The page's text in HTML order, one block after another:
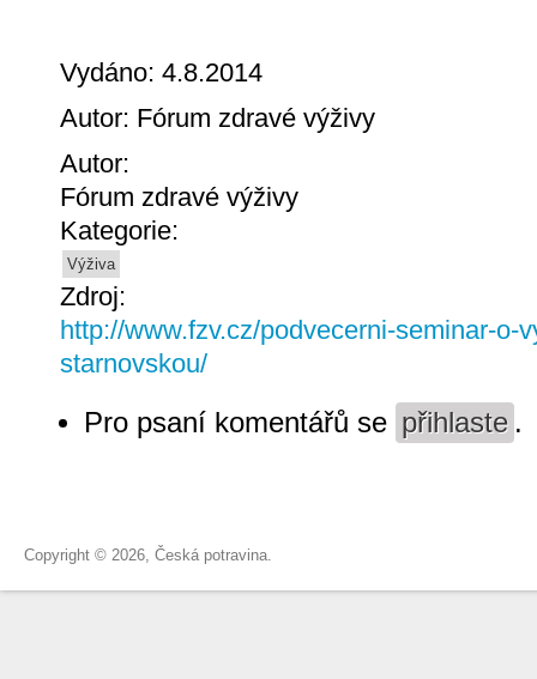
Vydáno: 4.8.2014
Autor: Fórum zdravé výživy
Autor:
Fórum zdravé výživy
Kategorie:
Výživa
Zdroj:
http://www.fzv.cz/podvecerni-seminar-o-
starnovskou/
Pro psaní komentářů se přihlaste .
Copyright © 2026, Česká potravina.